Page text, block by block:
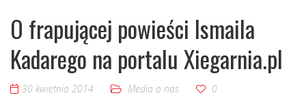
O frapującej powieści Ismaila
Kadarego na portalu Xiegarnia.pl
30 kwietnia 2014 Media o nas 0